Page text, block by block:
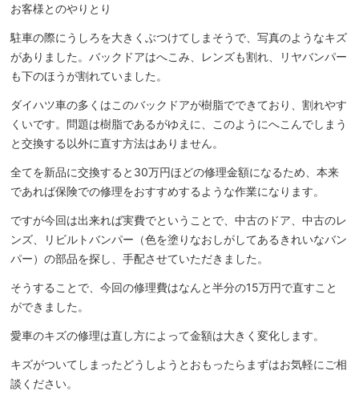
お客様とのやりとり
駐車の際にうしろを大きくぶつけてしまそうで、写真のようなキズ
がありました。バックドアはへこみ、レンズも割れ、リヤバンパー
も下のほうが割れていました。
ダイハツ車の多くはこのバックドアが樹脂でできており、割れやす
くいです。問題は樹脂であるがゆえに、このようにへこんでしまう
と交換する以外に直す方法はありません。
全てを新品に交換すると30万円ほどの修理金額になるため、本来
であれば保険での修理をおすすめするような作業になります。
ですが今回は出来れば実費でということで、中古のドア、中古のレ
ンズ、リビルトバンパー（色を塗りなおしがしてあるきれいなバン
パー）の部品を探し、手配させていただきました。
そうすることで、今回の修理費はなんと半分の15万円で直すこと
ができました。
愛車のキズの修理は直し方によって金額は大きく変化します。
キズがついてしまったどうしようとおもったらまずはお気軽にご相
談ください。